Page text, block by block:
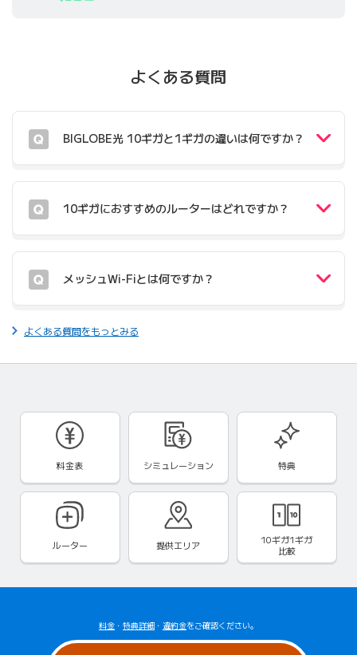
よくある質問
BIGLOBE光 10ギガと1ギガの違いは何ですか？
10ギガにおすすめのルーターはどれですか？
メッシュWi-Fiとは何ですか？
よくある質問をもっとみる
料金表 シミュレーション 特典
ルーター 提供エリア
10ギガ1ギガ
比較
料金 ・ 特典詳細 ・ 違約金をご確認ください。